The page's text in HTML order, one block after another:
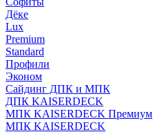
Дёке
Lux
Premium
Standard
Профили
Эконом
Сайдинг ДПК и МПК
ДПК KAISERDECK
МПК KAISERDECK Премиум
МПК KAISERDECK